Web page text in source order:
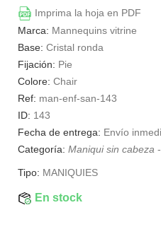
Imprima la hoja en PDF
Marca: Mannequins vitrine
Base: Cristal ronda
Fijación: Pie
Colore: Chair
Ref: man-enf-san-143
ID: 143
Fecha de entrega: Envío
Categoría: Maniqui sin cabeza -
Tipo: MANIQUIES
En stock